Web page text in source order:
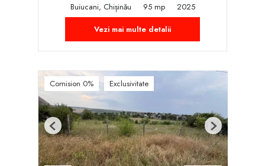
Buiucani, Chișinău
95 mp
2025
Vezi mai multe detalii
Comision 0% Exclusivitate
Previous Next